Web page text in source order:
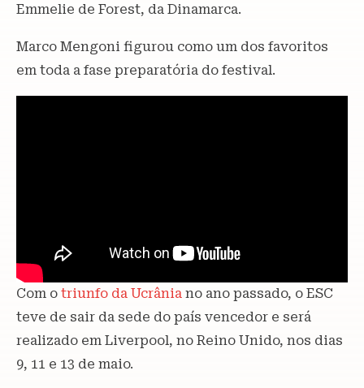
Emmelie de Forest, da Dinamarca.
Marco Mengoni figurou como um dos favoritos
em toda a fase preparatória do festival.
Com o triunfo da Ucrânia no ano passado, o ESC
teve de sair da sede do país vencedor e será
realizado em Liverpool, no Reino Unido, nos dias
9, 11 e 13 de maio.